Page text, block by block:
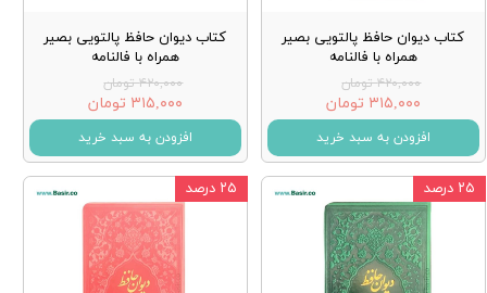
کتاب دیوان حافظ پالتویی بصیر
همراه با فالنامه
۴۲۰,۰۰۰ تومان
۳۱۵,۰۰۰ تومان
افزودن به سبد خرید
کتاب دیوان حافظ پالتویی بصیر
همراه با فالنامه
۴۲۰,۰۰۰ تومان
۳۱۵,۰۰۰ تومان
افزودن به سبد خرید
۲۵ درصد ۲۵ درصد